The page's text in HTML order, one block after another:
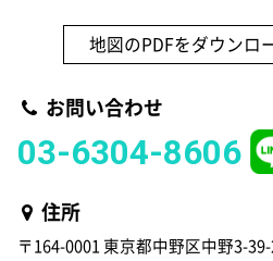
地図のPDFをダウンロ
お問い合わせ
03-6304-8606
住所
〒164-0001 東京都中野区中野3-